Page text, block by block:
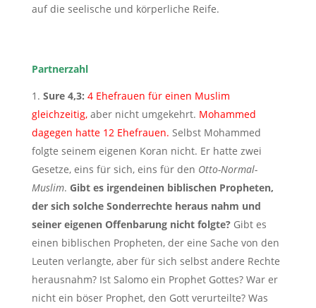
auf die seelische und körperliche Reife.
Partnerzahl
Sure 4,3: 4 Ehefrauen für einen Muslim
gleichzeitig,aber nicht umgekehrt. Mohammed
dagegen hatte 12 Ehefrauen. Selbst Mohammed
folgte seinem eigenen Koran nicht. Er hatte zwei
Gesetze, eins für sich, eins für den Otto-Normal-
Muslim. Gibt es irgendeinen biblischen Propheten,
der sich solche Sonderrechte heraus nahm und
seiner eigenen Offenbarung nicht folgte?Gibt es
einen biblischen Propheten, der eine Sache von den
Leuten verlangte, aber für sich selbst andere Rechte
herausnahm? Ist Salomo ein Prophet Gottes? War er
nicht ein böser Prophet, den Gott verurteilte? Was